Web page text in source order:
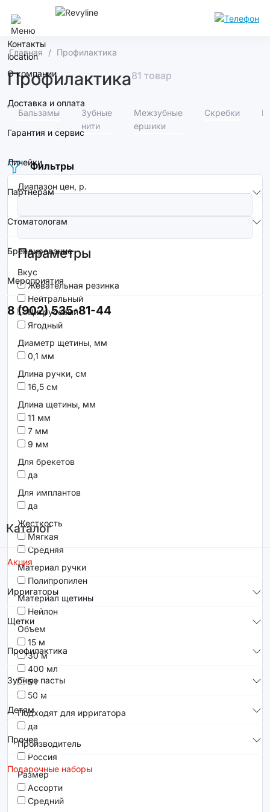
Улан-Удэ
Контакты
О компании
Доставка и оплата
Гарантия и сервис
Линейки
Партнерам
Стоматологам
Брендирование
Мероприятия
8 (902) 535-81-44
Каталог
Акция
Ирригаторы
Щетки
Профилактика
Зубные пасты
Детям
Прочее
Подарочные наборы
Главная Профилактика
Профилактика81 товар
Бальзамы
Зубные
нити
Межзубные
ершики
Скребки
Фильтры
Диапазон цен, р.
Параметры
Вкус
Жевательная резинка
Нейтральный
Цитрусовый
Ягодный
Диаметр щетины, мм
0,1 мм
Длина ручки, см
16,5 см
Длина щетины, мм
11 мм
7 мм
9 мм
Для брекетов
да
Для имплантов
да
Жесткость
Мягкая
Средняя
Материал ручки
Полипропилен
Материал щетины
Нейлон
Объем
15 м
30 м
400 мл
5 г
50 м
Подходят для ирригатора
да
Производитель
Россия
Размер
Ассорти
Средний